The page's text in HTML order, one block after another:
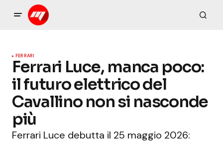
FERRARI
Ferrari Luce, manca poco:
il futuro elettrico del
Cavallino non si nasconde
più
Ferrari Luce debutta il 25 maggio 2026: